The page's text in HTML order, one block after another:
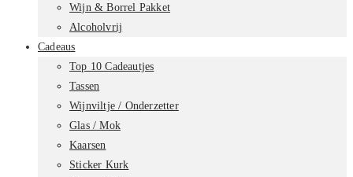
Wijn & Borrel Pakket
Alcoholvrij
Cadeaus
Top 10 Cadeautjes
Tassen
Wijnviltje / Onderzetter
Glas / Mok
Kaarsen
Sticker Kurk